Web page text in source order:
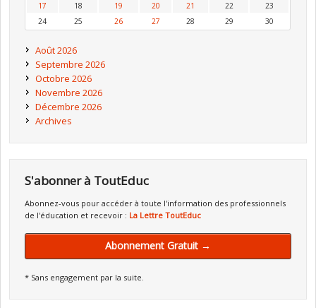
17
18 19 20 21 22
23
24
25 26 27 28 29 30
Août 2026
Septembre 2026
Octobre 2026
Novembre 2026
Décembre 2026
Archives
S'abonner à ToutEduc
Abonnez-vous pour accéder à toute l'information des professionnels
de l'éducation et recevoir : La Lettre ToutEduc
Abonnement Gratuit →
* Sans engagement par la suite.